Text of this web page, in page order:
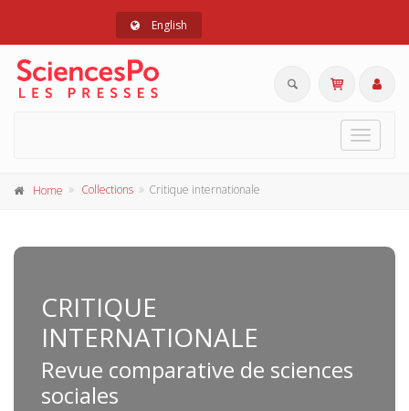
English
Toggle
Home Collections Critique internationale
CRITIQUE
INTERNATIONALE
Revue comparative de sciences
sociales